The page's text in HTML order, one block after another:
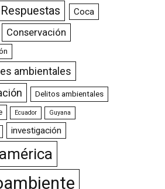
Coca
Conservación
ambientales
Delitos ambientales
Ecuador Guyana
investigación